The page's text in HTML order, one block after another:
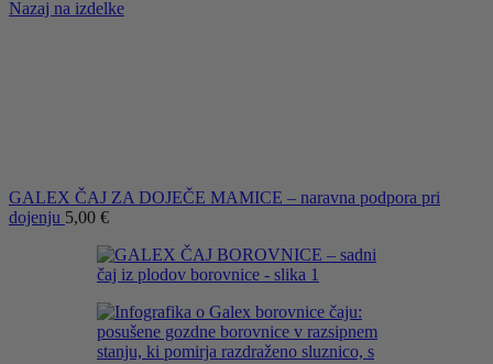
Nazaj na izdelke
GALEX ČAJ ZA DOJEČE MAMICE – naravna podpora pri
dojenju 5,00 €